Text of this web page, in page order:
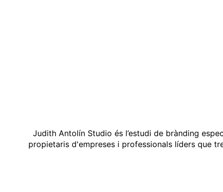
Judith Antolín Studio és l’estudi de brànding
propietaris d'empreses i professionals líders que